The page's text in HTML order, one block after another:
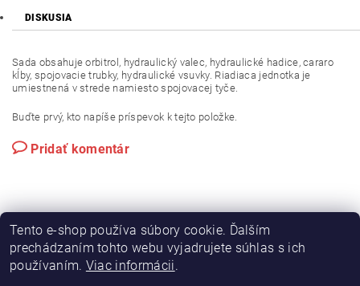
DISKUSIA
Sada obsahuje orbitrol, hydraulický valec, hydraulické hadice, cararo
kĺby, spojovacie trubky, hydraulické vsuvky. Riadiaca jednotka je
umiestnená v strede namiesto spojovacej tyče.
Buďte prvý, kto napíše príspevok k tejto položke.
Pridať komentár
Výroba hydraulických hadíc
Tento e-shop používa súbory cookie. Ďalším
prechádzaním tohto webu vyjadrujete súhlas s ich
používaním. Viac informácii.